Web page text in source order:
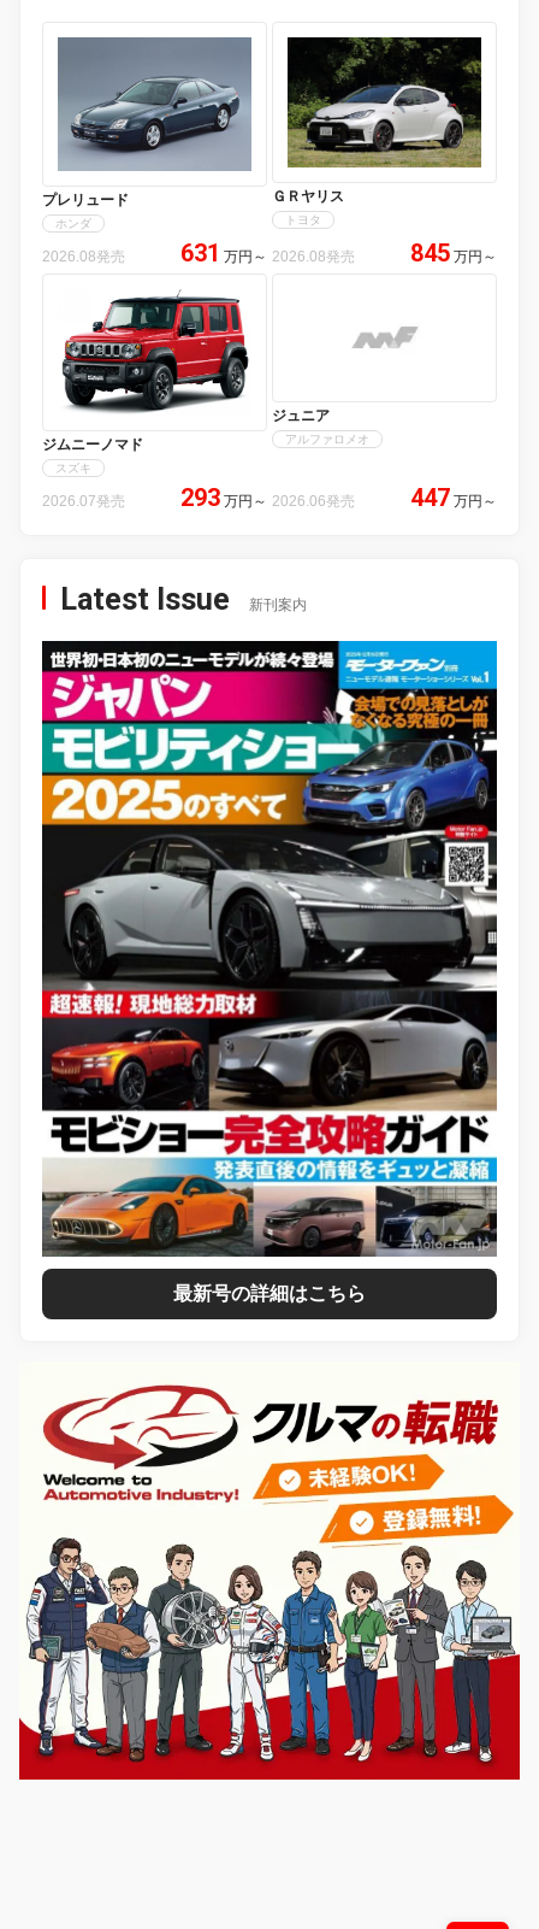
プレリュード
ホンダ
2026.08発売 631 万円 ～
ＧＲヤリス
トヨタ
2026.08発売 845 万円 ～
ジムニーノマド
スズキ
2026.07発売 293 万円 ～
ジュニア
アルファロメオ
2026.06発売 447 万円 ～
Latest Issue 新刊案内
最新号の詳細はこちら